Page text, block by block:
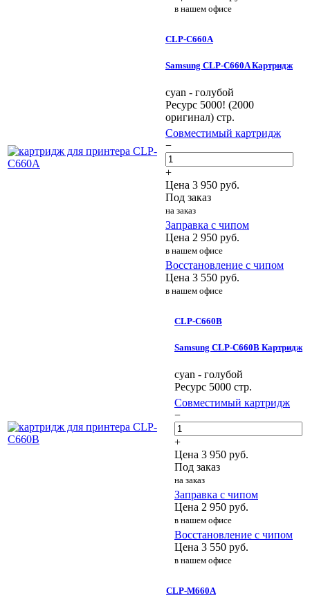
в нашем офисе
CLP-C660A
Samsung CLP-C660A Картридж
cyan - голубой
Ресурс 5000! (2000
оригинал) стр.
Совместимый картридж
−
+
Цена 3 950 руб.
Под заказ
на заказ
Заправка с чипом
Цена 2 950 руб.
в нашем офисе
Восстановление с чипом
Цена 3 550 руб.
в нашем офисе
CLP-C660B
Samsung CLP-C660B Картридж
cyan - голубой
Ресурс 5000 стр.
Совместимый картридж
−
+
Цена 3 950 руб.
Под заказ
на заказ
Заправка с чипом
Цена 2 950 руб.
в нашем офисе
Восстановление с чипом
Цена 3 550 руб.
в нашем офисе
CLP-M660A